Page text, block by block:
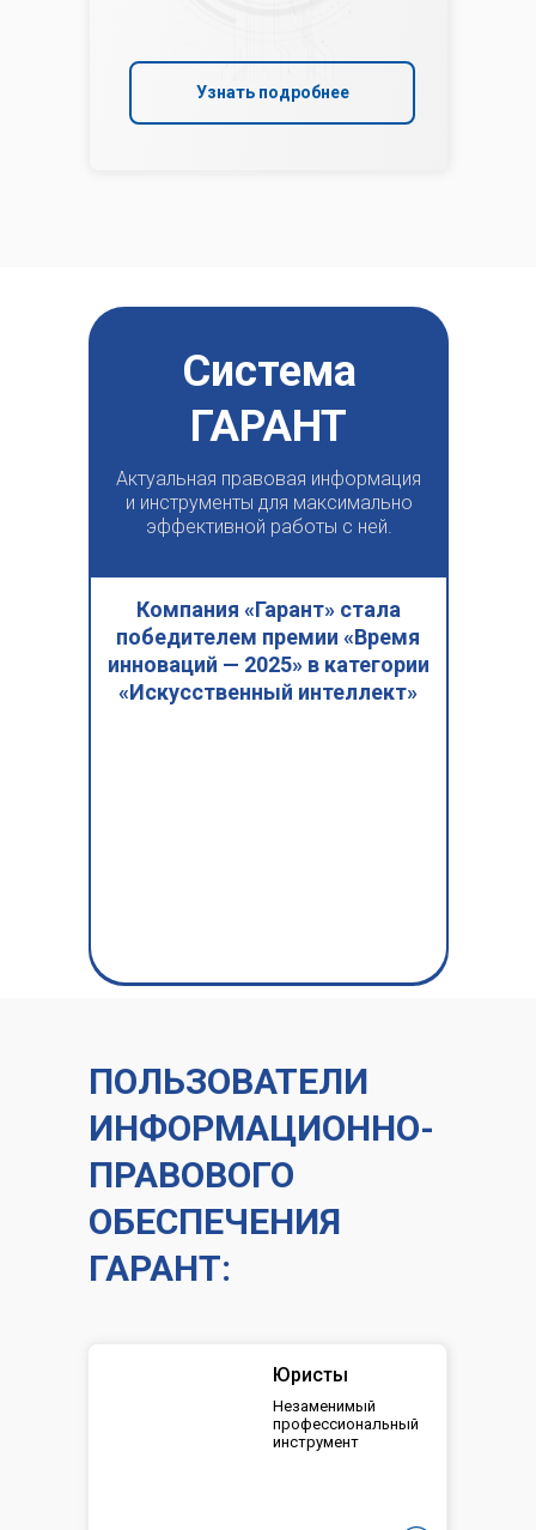
Узнать подробнее
Компания «Гарант» стала
победителем премии «Время
инноваций — 2025» в категории
«Искусственный интеллект»
Система
ГАРАНТ
Актуальная правовая информация
и инструменты для максимально
эффективной работы с ней.
ПОЛЬЗОВАТЕЛИ
ИНФОРМАЦИОННО-
ПРАВОВОГО
ОБЕСПЕЧЕНИЯ
ГАРАНТ:
Юристы
Незаменимый
профессиональный
инструмент